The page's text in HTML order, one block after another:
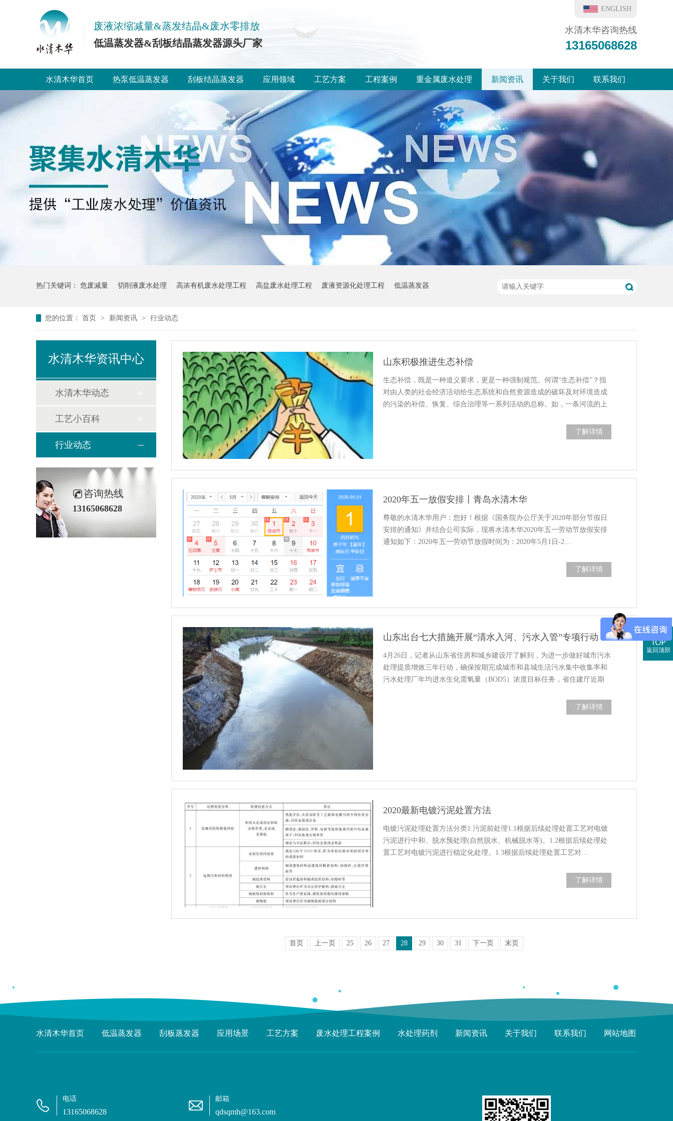
废液浓缩减量&蒸发结晶&废水零排放
低温蒸发器&刮板结晶蒸发器源头厂家
ENGLISH
水清木华咨询热线
13165068628
水清木华首页 热泵低温蒸发器 刮板结晶蒸发器 应用领域 工艺方案 工程案例 重金属废水处理 新闻资讯 关于我们 联系我们
热门关键词： 危废减量 切削液废水处理 高浓有机废水处理工程 高盐废水处理工程 废液资源化处理工程 低温蒸发器
您的位置： 首页 > 新闻资讯 > 行业动态
水清木华资讯中心
水清木华动态
工艺小百科
行业动态
咨询热线
13165068628
山东积极推进生态补偿
生态补偿，既是一种道义要求，更是一种强制规范。何谓“生态补偿”？指
对由人类的社会经济活动给生态系统和自然资源造成的破坏及对环境造成
的污染的补偿、恢复、综合治理等一系列活动的总称。如，一条河流的上
了解详情
2020年五一放假安排丨青岛水清木华
尊敬的水清木华用户：您好！根据《国务院办公厅关于2020年部分节假日
安排的通知》并结合公司实际，现将水清木华2020年五一劳动节放假安排
通知如下：2020年五一劳动节放假时间为：2020年5月1日-2…
了解详情
山东出台七大措施开展“清水入河、污水入管”专项行动
4月26日，记者从山东省住房和城乡建设厅了解到，为进一步做好城市污水
处理提质增效三年行动，确保按期完成城市和县城生活污水集中收集率和
污水处理厂年均进水生化需氧量（BOD5）浓度目标任务，省住建厅近期
了解详情
2020最新电镀污泥处置方法
电镀污泥处理处置方法分类1.污泥前处理1.1根据后续处理处置工艺对电镀
污泥进行中和、脱水预处理(自然脱水、机械脱水等)。1.2根据后续处理处
置工艺对电镀污泥进行稳定化处理。1.3根据后续处理处置工艺对…
了解详情
首页 上一页 25 26 27 28 29 30 31 下一页 末页
水清木华首页 低温蒸发器 刮板蒸发器 应用场景 工艺方案 废水处理工程案例 水处理药剂 新闻资讯 关于我们 联系我们 网站地图
电话
13165068628
邮箱
qdsqmh@163.com
返回顶部